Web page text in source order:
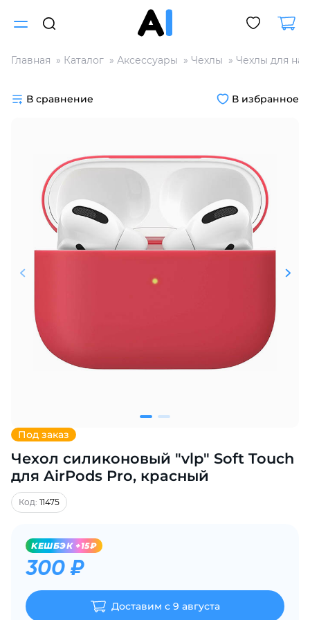
Главная Каталог Аксессуары Чехлы Чехлы для
Под заказ
Чехол силиконовый "vlp" Soft Touch
для AirPods Pro, красный
Код: 11475
KЕШБЭК +15₽
300 ₽
Доставим с 9 августа
В сравнение В избранное
Разбейте
без переплат
График платежей
Сегодня
25
в корзину
% картой любого банка
Получайте товар
выбранный способом
списываться
по25%каждые 2 недели
Подробнее